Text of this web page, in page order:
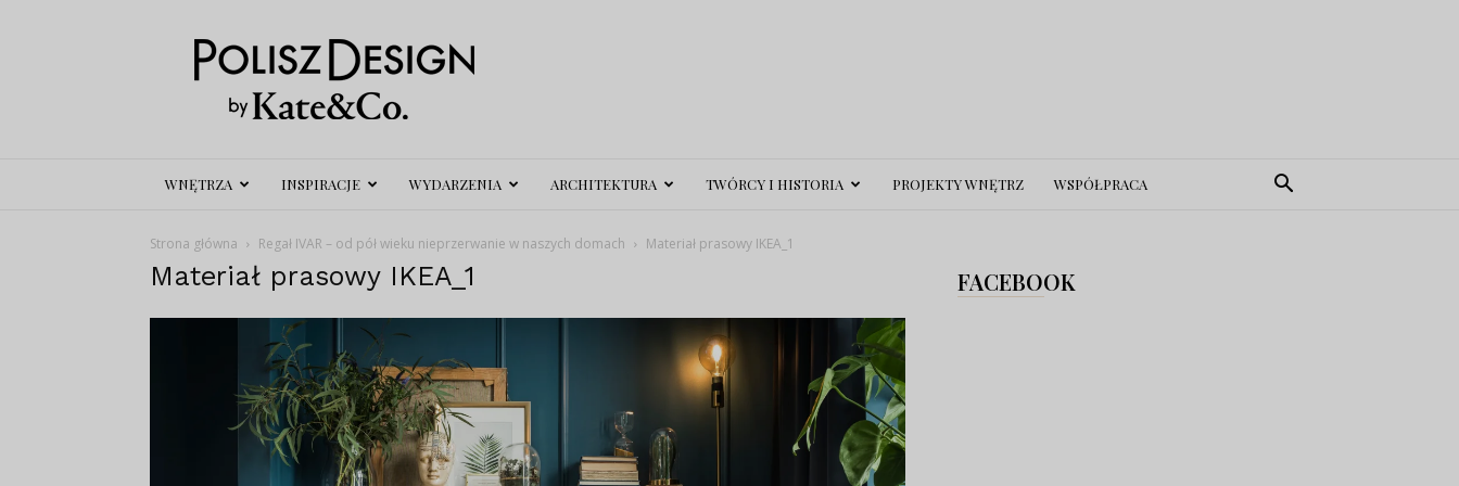
Polisz
Design
WNĘTRZA INSPIRACJE WYDARZENIA ARCHITEKTURA TWÓRCY I HISTORIA PROJEKTY WNĘTRZ WSPÓŁPRACA
Strona główna Regał IVAR – od pół wieku nieprzerwanie w naszych domach Materiał prasowy IKEA_1
Materiał prasowy IKEA_1 FACEBOOK